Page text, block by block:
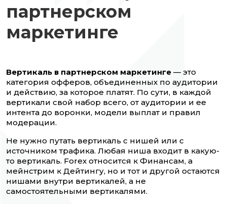
партнерском
маркетинге
Вертикаль в партнерском маркетинге — это
категория офферов, объединенных по аудитории
и действию, за которое платят. По сути, в каждой
вертикали свой набор всего, от аудитории и ее
интента до воронки, модели выплат и правил
модерации.
Не нужно путать вертикаль с нишей или с
источником трафика. Любая ниша входит в какую-
то вертикаль. Forex относится к Финансам, а
мейнстрим к Дейтингу, но и тот и другой остаются
нишами внутри вертикалей, а не
самостоятельными вертикалями.